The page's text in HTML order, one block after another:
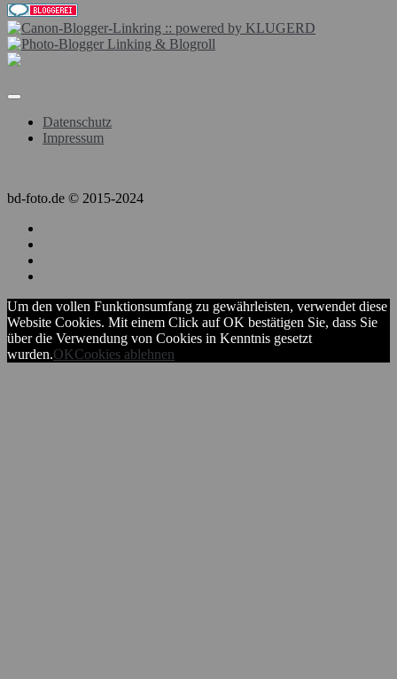
Datenschutz
Impressum
bd-foto.de © 2015-2024
Um den vollen Funktionsumfang zu gewährleisten, verwendet diese
Website Cookies. Mit einem Click auf OK bestätigen Sie, dass Sie
über die Verwendung von Cookies in Kenntnis gesetzt
wurden.OKCookies ablehnen